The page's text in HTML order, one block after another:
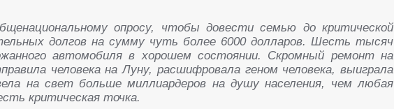
опросу, чтобы довести семью до критической
долгов на сумму чуть более 6000 долларов. Шесть тысяч
автомобиля в хорошем состоянии. Скромный ремонт на
человека на Луну, расшифровала геном человека, выиграла
на свет больше миллиардеров на душу населения, чем любая
критическая точка.